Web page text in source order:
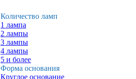
Количество ламп
1 лампа
2 лампы
3 лампы
4 лампы
5 и более
Форма основания
Круглое основание